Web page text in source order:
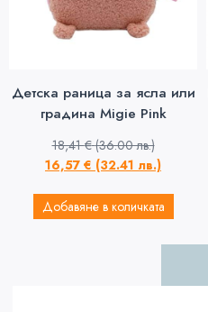
Детска раница за ясла или
градина Migie Pink
18,41€ (36.00 лв.)
16,57 € (32.41 лв.)
Добавяне в количката